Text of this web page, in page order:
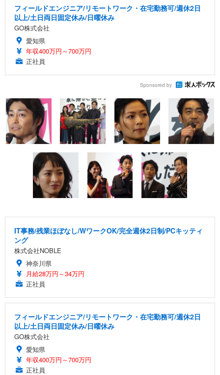
フィールドエンジニア/リモートワーク・在宅勤務可/週休2日
以上/土日両日固定休み/日曜休み
GO株式会社
愛知県
年収400万円～700万円
正社員
Sponsored by
IT事務/残業ほぼなし/WワークOK/完全週休2日制/PCキッティ
ング
株式会社NOBLE
神奈川県
月給28万円～34万円
正社員
フィールドエンジニア/リモートワーク・在宅勤務可/週休2日
以上/土日両日固定休み/日曜休み
GO株式会社
愛知県
年収400万円～700万円
正社員